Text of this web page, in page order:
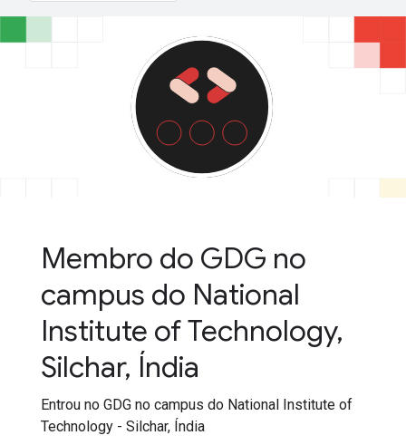
Membro do GDG no
campus do National
Institute of Technology,
Silchar, Índia
Entrou no GDG no campus do National Institute of
Technology - Silchar, Índia